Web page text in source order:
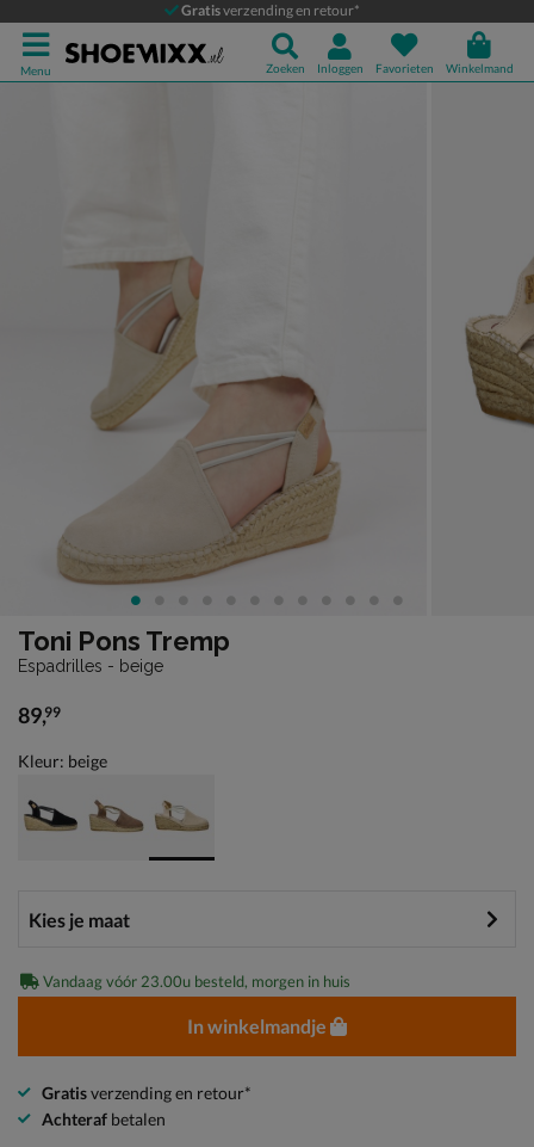
Gratisverzending en retour*
Menu Zoeken Inloggen Favorieten Winkelmand
Toni Pons Tremp
Espadrilles
Toni Pons Tremp
Espadrilles - beige
€ 89,99
89,99
Kleur: beige
Vandaag vóór 23.00u besteld, morgen in huis
In winkelmandje
Gratisverzending en retour*
Achteraf betalen